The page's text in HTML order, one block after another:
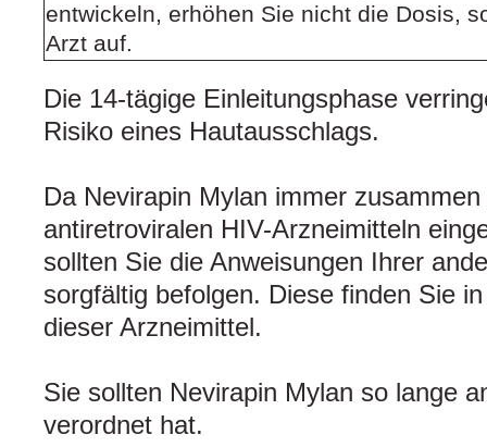
entwickeln, erhöhen Sie nicht die Dosis,
Arzt auf.
Die 14‑tägige Einleitungsphase
Risiko eines Hautausschlags.
Da Nevirapin Mylan immer
antiretroviralen HIV-Arzneimitteln
sollten Sie die Anweisungen Ihrer
sorgfältig befolgen. Diese finden Sie
dieser Arzneimittel.
Sie sollten Nevirapin Mylan so lange
verordnet hat.